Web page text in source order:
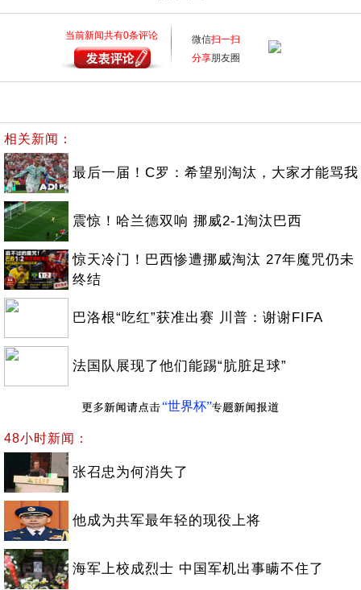
当前新闻共有0条评论 微信扫一扫
分享朋友圈
相关新闻：
最后一届！C罗：希望别淘汰，大家才能骂我
震惊！哈兰德双响 挪威2-1淘汰巴西
惊天冷门！巴西惨遭挪威淘汰 27年魔咒仍未
终结
巴洛根“吃红”获准出赛 川普：谢谢FIFA
法国队展现了他们能踢“肮脏足球”
“世界杯”
48小时新闻：
张召忠为何消失了
他成为共军最年轻的现役上将
海军上校成烈士 中国军机出事瞒不住了